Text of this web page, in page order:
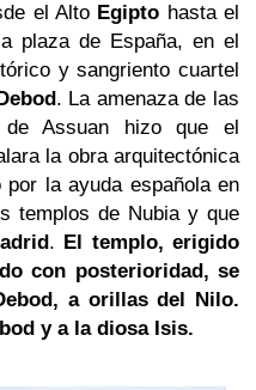
el Alto Egipto hasta el
plaza de España, en el
y sangriento cuartel
. La amenaza de las
Assuan hizo que el
la obra arquitectónica
la ayuda española en
templos de Nubia y que
. El templo, erigido
con posterioridad, se
a orillas del Nilo.
y a la diosa Isis.